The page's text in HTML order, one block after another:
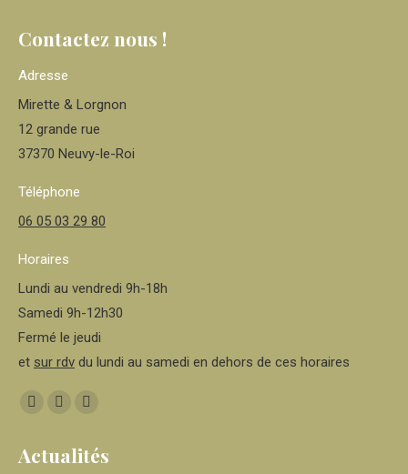
Contactez nous !
Adresse
Mirette & Lorgnon
12 grande rue
37370 Neuvy-le-Roi
Téléphone
06 05 03 29 80
Horaires
Lundi au vendredi 9h-18h
Samedi 9h-12h30
Fermé le jeudi
et sur rdv du lundi au samedi en dehors de ces horaires
Trouvez nous sur :
Facebook
opens
Instagram
opens
E-
page
Actualités